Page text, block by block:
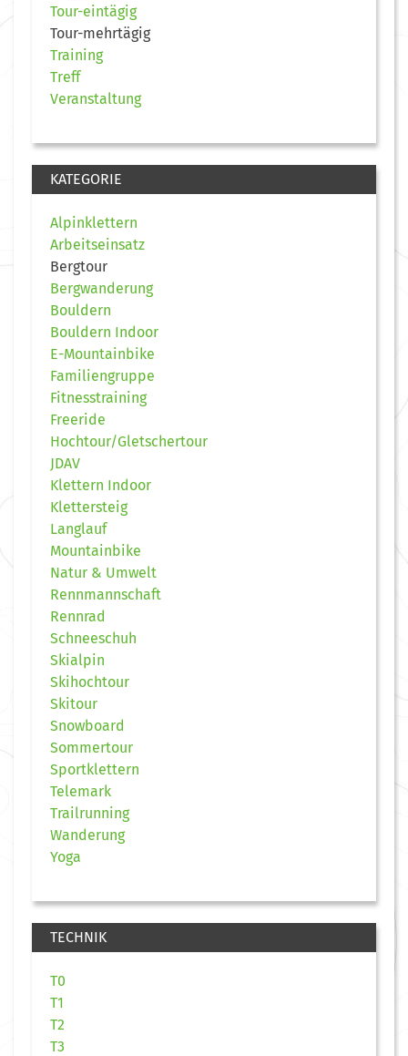
Tour-eintägig
Tour-mehrtägig
Training
Treff
Veranstaltung
KATEGORIE
Alpinklettern
Arbeitseinsatz
Bergtour
Bergwanderung
Bouldern
Bouldern Indoor
E-Mountainbike
Familiengruppe
Fitnesstraining
Freeride
Hochtour/Gletschertour
JDAV
Klettern Indoor
Klettersteig
Langlauf
Mountainbike
Natur & Umwelt
Rennmannschaft
Rennrad
Schneeschuh
Skialpin
Skihochtour
Skitour
Snowboard
Sommertour
Sportklettern
Telemark
Trailrunning
Wanderung
Yoga
TECHNIK
T0
T1
T2
T3